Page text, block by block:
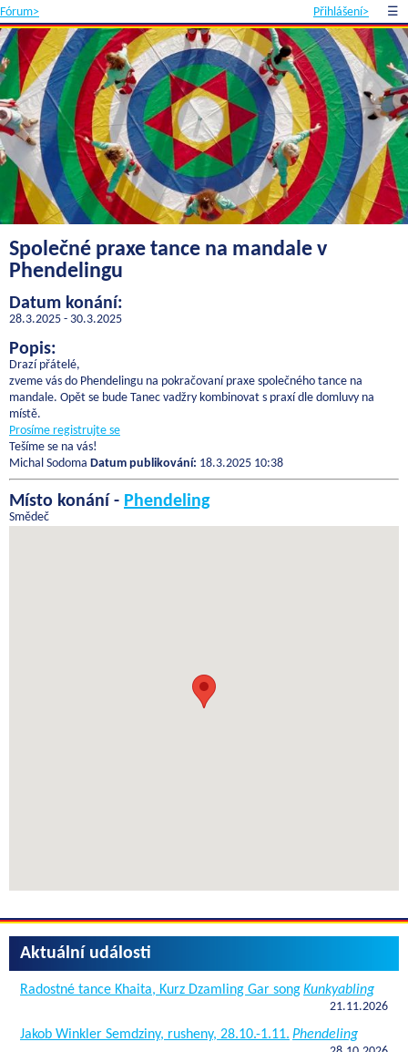
Fórum> Přihlášení> ☰
Společné praxe tance na mandale v
Phendelingu
Datum konání:
28.3.2025 - 30.3.2025
Popis:
Drazí přátelé,
zveme vás do Phendelingu na pokračovaní praxe společného tance na
mandale. Opět se bude Tanec vadžry kombinovat s praxí dle domluvy na
místě.
Prosíme registrujte se
Tešíme se na vás!
Michal Sodoma Datum publikování: 18.3.2025 10:38
Místo konání - Phendeling
Smědeč
Aktuální události
Radostné tance Khaita, Kurz Dzamling Gar songKunkyabling
21.11.2026
Jakob Winkler Semdziny, rusheny, 28.10.-1.11. Phendeling